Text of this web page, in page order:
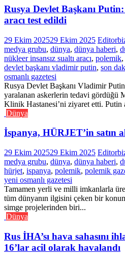
Rusya Devlet Başkanı Putin:
aracı test edildi
29 Ekim 202529 Ekim 2025 Editor
medya grubu, dünya, dünya haberi,
nükleer insansız sualtı aracı, polemik,
devlet başkanı vladimir putin, son
osmanlı gazetesi
Rusya Devlet Başkanı Vladimir
yaralanan askerlerin tedavi gördüğü
Klinik Hastanesi’ni ziyaret etti. Putin
Dünya
İspanya, HÜRJET’in satın
29 Ekim 202529 Ekim 2025 Editor
medya grubu, dünya, dünya haberi,
hürjet, ispanya, polemik, polemik
yeni osmanlı gazetesi
Tamamen yerli ve milli imkanlarla
tüm dünyanın ilgisini çeken bir
simge projelerinden biri...
Dünya
Rus İHA’sı hava sahasını
16’lar acil olarak havalandı